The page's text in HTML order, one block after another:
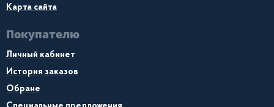
Карта сайта
Покупателю
Личный кабинет
История заказов
Обране